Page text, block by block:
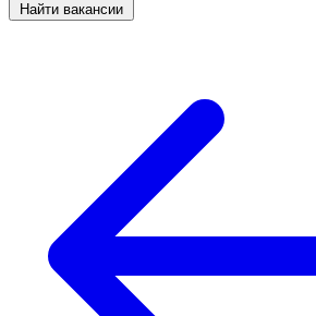
Найти вакансии